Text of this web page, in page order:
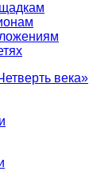
века»